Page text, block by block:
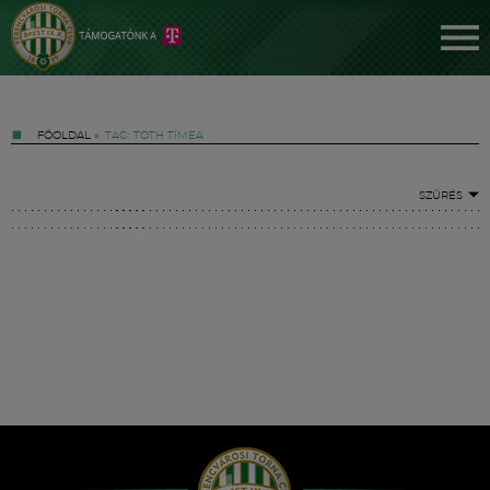
FŐOLDAL » TAG: TÓTH TÍMEA
SZŰRÉS
Hírek